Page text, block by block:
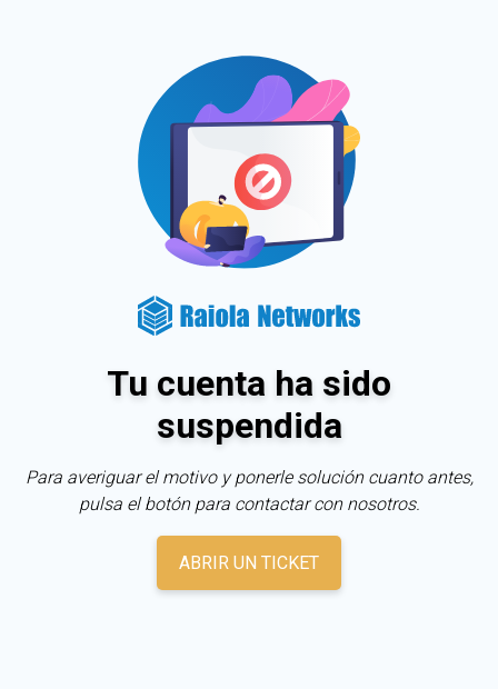
Tu cuenta ha sido
suspendida
Para averiguar el motivo y ponerle solución cuanto antes,
pulsa el botón para contactar con nosotros.
ABRIR UN TICKET